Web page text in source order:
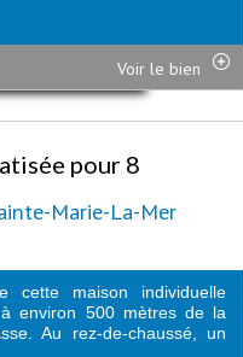
Voir le bien
pour 8
Marie-La-Mer
cette maison individuelle
environ 500 mètres de la
Au rez-de-chaussé, un